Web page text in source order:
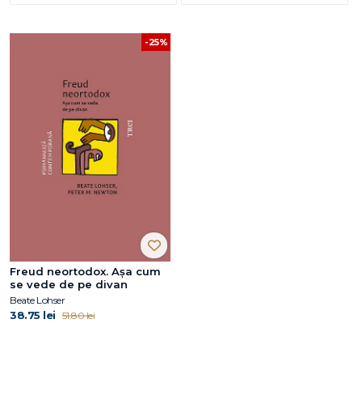
-25%
Freud neortodox. Așa cum
se vede de pe divan
Beate Lohser
38.75 lei 51.80 lei